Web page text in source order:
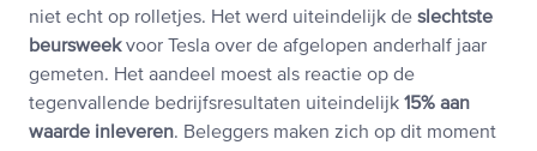
niet echt op rolletjes. Het werd uiteindelijk de slechtste
beursweekvoor Tesla over de afgelopen anderhalf jaar
gemeten. Het aandeel moest als reactie op de
tegenvallende bedrijfsresultaten uiteindelijk 15% aan
waarde inleveren. Beleggers maken zich op dit moment